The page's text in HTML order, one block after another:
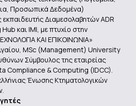
Προσωπικά Δεδομένα)
Διαμεσολαβητών ADR
και IMI, με πτυχίο στην
ΚΑΙ ΕΠΙΚΟΙΝΩΝΙΑ»
ΜSc (Management) University
Σύμβουλος της εταιρείας
Compliance & Computing (ΙDCC).
Ένωσης Κτηματολογικών